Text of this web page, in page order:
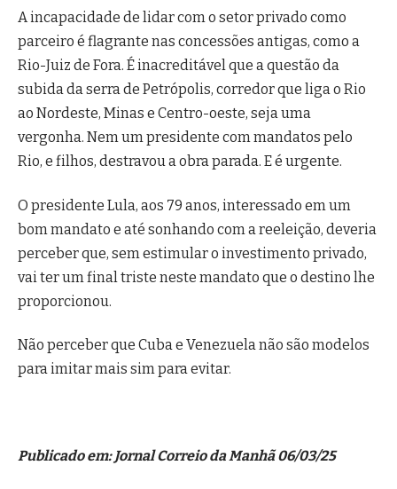
A incapacidade de lidar com o setor privado como
parceiro é flagrante nas concessões antigas, como a
Rio-Juiz de Fora. É inacreditável que a questão da
subida da serra de Petrópolis, corredor que liga o Rio
ao Nordeste, Minas e Centro-oeste, seja uma
vergonha. Nem um presidente com mandatos pelo
Rio, e filhos, destravou a obra parada. E é urgente.
O presidente Lula, aos 79 anos, interessado em um
bom mandato e até sonhando com a reeleição, deveria
perceber que, sem estimular o investimento privado,
vai ter um final triste neste mandato que o destino lhe
proporcionou.
Não perceber que Cuba e Venezuela não são modelos
para imitar mais sim para evitar.
Publicado em: Jornal Correio da Manhã 06/03/25